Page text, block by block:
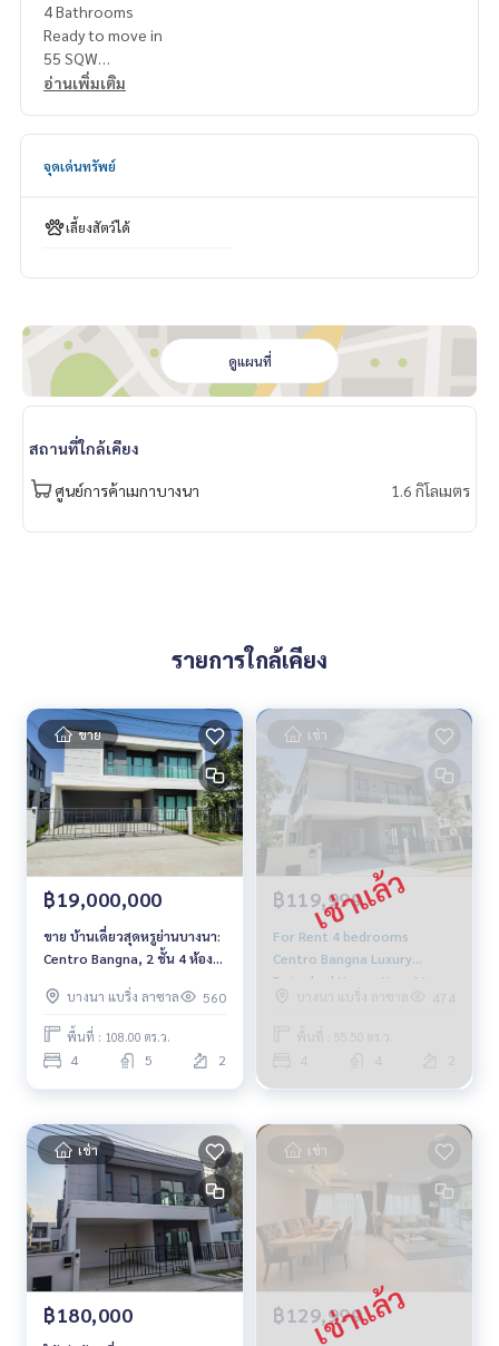
4 Bathrooms
Ready to move in
55 SQW
190 SQM
2 Months Deposit
Contact:
Khun Nok: Mobile
061-428-9156
What’s app:
+66 61 428 9156
Line ID: @mcre
My Celebrity Co., Ltd. Real Estate Agency, Service You Can T
rust
อ่านเพิ่มเติม
จุดเด่นทรัพย์
เลี้ยงสัตว์ได้
ดูแผนที่
สถานที่ใกล้เคียง
ศูนย์การค้าเมกาบางนา 1.6 กิโลเมตร
รายการใกล้เคียง
ขาย
฿19,000,000
ขาย บ้านเดี่ยวสุดหรูย่านบางนา:
Centro Bangna, 2 ชั้น 4 ห้อง
ราคา 19 ล้านบาท
บางนา แบริ่ง ลาซาล 560
พื้นที่ : 108.00 ตร.ว.
4 5 2
เช่า
฿119,999
For Rent 4 bedrooms
Centro Bangna Luxury
Detached House Near Mega
Bangna Fully furnished
Ready to move in
บางนา แบริ่ง ลาซาล 474
พื้นที่ : 55.50 ตร.ว.
4 4
เช่า
฿180,000
เช่า
฿129,999